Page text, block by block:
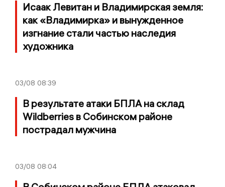
Исаак Левитан и Владимирская земля:
как «Владимирка» и вынужденное
изгнание стали частью наследия
художника
03/08 08:39
В результате атаки БПЛА на склад
Wildberries в Собинском районе
пострадал мужчина
03/08 08:04